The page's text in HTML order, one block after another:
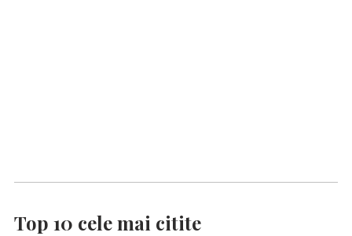
Top 10 cele mai citite